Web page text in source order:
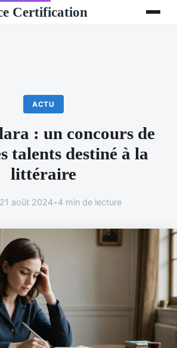
Certification
ACTU
: un concours de
talents destiné à la
littéraire
21 août 2024•4 min de lecture